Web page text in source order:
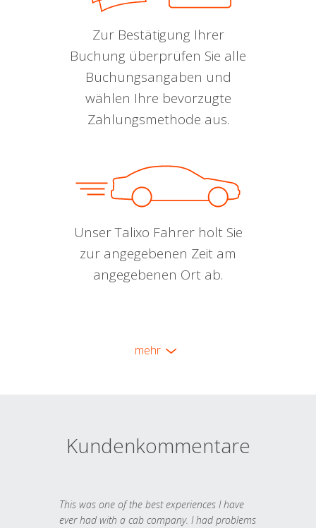
Zur Bestätigung Ihrer
Buchung überprüfen Sie alle
Buchungsangaben und
wählen Ihre bevorzugte
Zahlungsmethode aus.
Unser Talixo Fahrer holt Sie
zur angegebenen Zeit am
angegebenen Ort ab.
mehr
Kundenkommentare
This was one of the best experiences I have
ever had with a cab company. I had problems